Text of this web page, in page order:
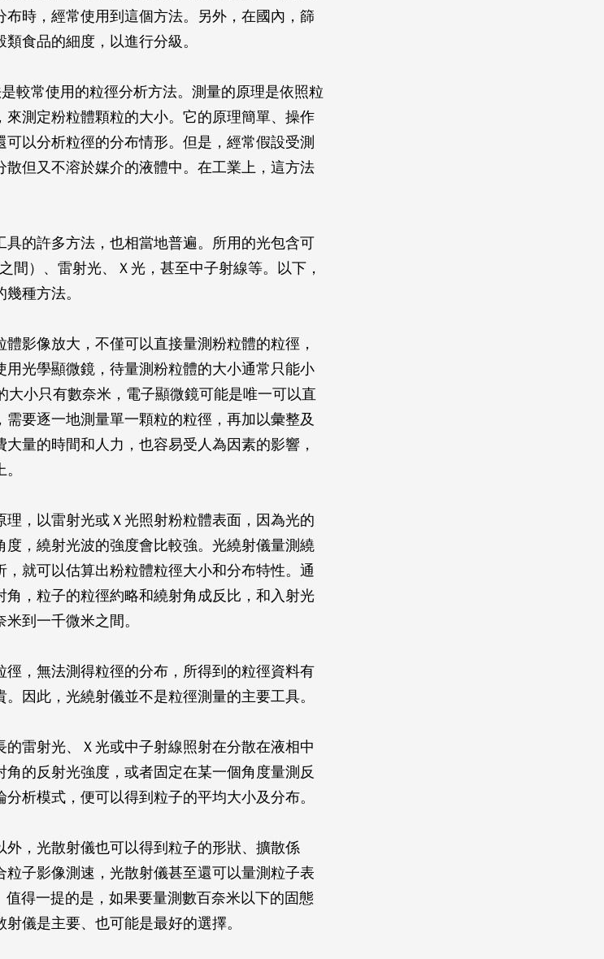
時，經常使用到這個方法。另外，在國內，篩
食品的細度，以進行分級。
常使用的粒徑分析方法。測量的原理是依照粒
測定粉粒體顆粒的大小。它的原理簡單、操作
以分析粒徑的分布情形。但是，經常假設受測
但又不溶於媒介的液體中。在工業上，這方法
具的許多方法，也相當地普遍。所用的光包含可
間）、雷射光、Ｘ光，甚至中子射線等。以下，
種方法。
影像放大，不僅可以直接量測粉粒體的粒徑，
光學顯微鏡，待量測粉粒體的大小通常只能小
大小只有數奈米，電子顯微鏡可能是唯一可以直
要逐一地測量單一顆粒的粒徑，再加以彙整及
量的時間和人力，也容易受人為因素的影響，
，以雷射光或Ｘ光照射粉粒體表面，因為光的
，繞射光波的強度會比較強。光繞射儀量測繞
就可以估算出粉粒體粒徑大小和分布特性。通
，粒子的粒徑約略和繞射角成反比，和入射光
到一千微米之間。
，無法測得粒徑的分布，所得到的粒徑資料有
因此，光繞射儀並不是粒徑測量的主要工具。
雷射光、Ｘ光或中子射線照射在分散在液相中
的反射光強度，或者固定在某一個角度量測反
析模式，便可以得到粒子的平均大小及分布。
外，光散射儀也可以得到粒子的形狀、擴散係
子影像測速，光散射儀甚至還可以量測粒子表
得一提的是，如果要量測數百奈米以下的固態
儀是主要、也可能是最好的選擇。